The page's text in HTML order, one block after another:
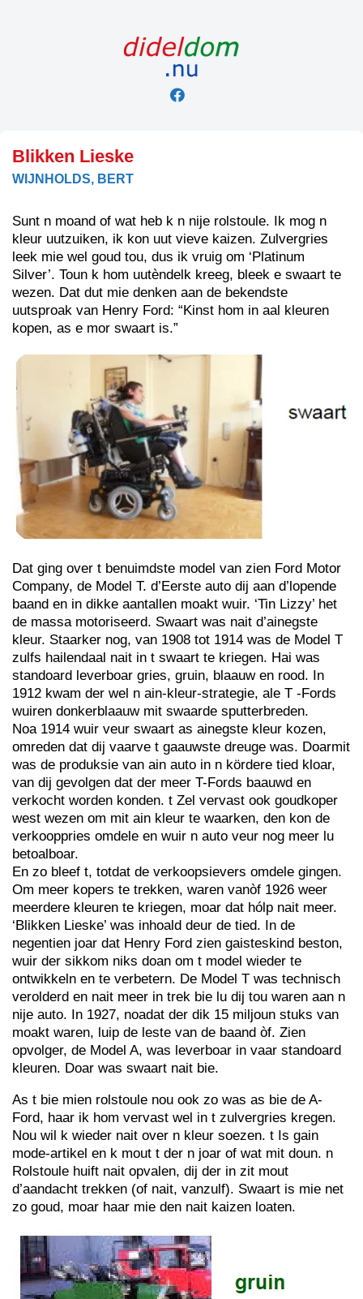
Blikken Lieske
WIJNHOLDS, BERT
Sunt n moand of wat heb k n nije rolstoule. Ik mog n
kleur uutzuiken, ik kon uut vieve kaizen. Zulvergries
leek mie wel goud tou, dus ik vruig om ‘Platinum
Silver’. Toun k hom uutèndelk kreeg, bleek e swaart te
wezen. Dat dut mie denken aan de bekendste
uutsproak van Henry Ford: “Kinst hom in aal kleuren
kopen, as e mor swaart is.”
Dat ging over t benuimdste model van zien Ford Motor
Company, de Model T. d’Eerste auto dij aan d’lopende
baand en in dikke aantallen moakt wuir. ‘Tin Lizzy’ het
de massa motoriseerd. Swaart was nait d’ainegste
kleur. Staarker nog, van 1908 tot 1914 was de Model T
zulfs hailendaal nait in t swaart te kriegen. Hai was
standoard leverboar gries, gruin, blaauw en rood. In
1912 kwam der wel n ain-kleur-strategie, ale T -Fords
wuiren donkerblaauw mit swaarde sputterbreden.
Noa 1914 wuir veur swaart as ainegste kleur kozen,
omreden dat dij vaarve t gaauwste dreuge was. Doarmit
was de produksie van ain auto in n kördere tied kloar,
van dij gevolgen dat der meer T-Fords baauwd en
verkocht worden konden. t Zel vervast ook goudkoper
west wezen om mit ain kleur te waarken, den kon de
verkooppries omdele en wuir n auto veur nog meer lu
betoalboar.
En zo bleef t, totdat de verkoopsievers omdele gingen.
Om meer kopers te trekken, waren vanòf 1926 weer
meerdere kleuren te kriegen, moar dat hólp nait meer.
‘Blikken Lieske’ was inhoald deur de tied. In de
negentien joar dat Henry Ford zien gaisteskind beston,
wuir der sikkom niks doan om t model wieder te
ontwikkeln en te verbetern. De Model T was technisch
verolderd en nait meer in trek bie lu dij tou waren aan n
nije auto. In 1927, noadat der dik 15 miljoun stuks van
moakt waren, luip de leste van de baand òf. Zien
opvolger, de Model A, was leverboar in vaar standoard
kleuren. Doar was swaart nait bie.
As t bie mien rolstoule nou ook zo was as bie de A-
Ford, haar ik hom vervast wel in t zulvergries kregen.
Nou wil k wieder nait over n kleur soezen. t Is gain
mode-artikel en k mout t der n joar of wat mit doun. n
Rolstoule huift nait opvalen, dij der in zit mout
d’aandacht trekken (of nait, vanzulf). Swaart is mie net
zo goud, moar haar mie den nait kaizen loaten.